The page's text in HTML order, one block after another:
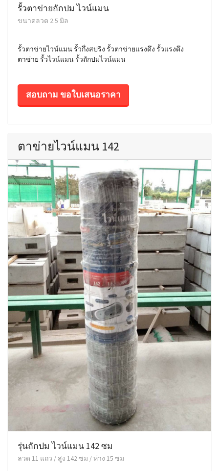
รั้วตาข่ายถักปม ไวน์แมน
ขนาดลวด 2.5 มิล
รั้วตาข่ายไวน์แมน รั้วกึ่งสปริง รั้วตาข่ายแรงดึง รั้วแรงดึง
ตาข่าย รั้วไวน์แมน รั้วถักปมไวน์แมน
สอบถาม ขอใบเสนอราคา
ตาข่ายไวน์แมน 142
รุ่นถักปม ไวน์แมน 142 ซม
ลวด 11 แถว / สูง 142 ซม / ห่าง 15 ซม